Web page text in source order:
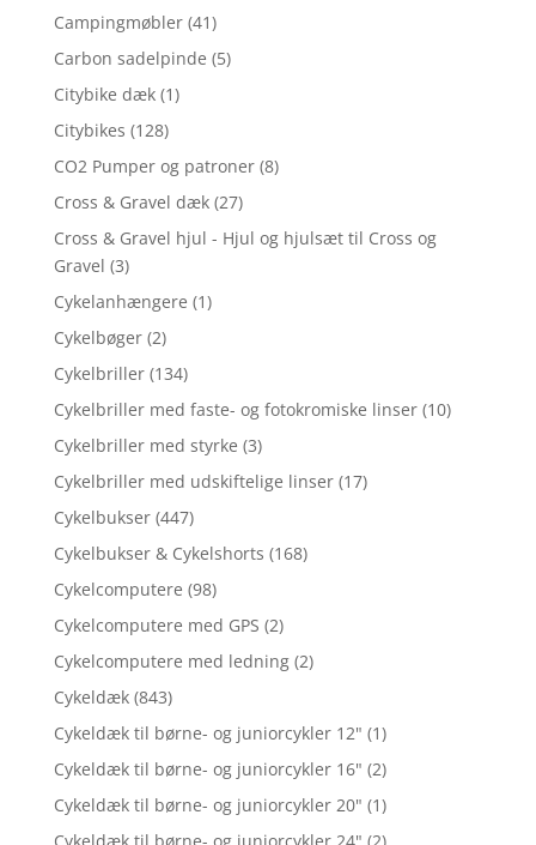
Campingmøbler (41)
Carbon sadelpinde (5)
Citybike dæk (1)
Citybikes (128)
CO2 Pumper og patroner (8)
Cross & Gravel dæk (27)
Cross & Gravel hjul - Hjul og hjulsæt til Cross og
Gravel (3)
Cykelanhængere (1)
Cykelbøger (2)
Cykelbriller (134)
Cykelbriller med faste- og fotokromiske linser (10)
Cykelbriller med styrke (3)
Cykelbriller med udskiftelige linser (17)
Cykelbukser (447)
Cykelbukser & Cykelshorts (168)
Cykelcomputere (98)
Cykelcomputere med GPS (2)
Cykelcomputere med ledning (2)
Cykeldæk (843)
Cykeldæk til børne- og juniorcykler 12" (1)
Cykeldæk til børne- og juniorcykler 16" (2)
Cykeldæk til børne- og juniorcykler 20" (1)